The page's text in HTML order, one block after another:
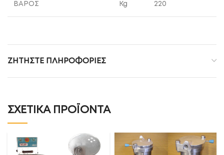
ΒΑΡΟΣ Kg 220
ΖΗΤΉΣΤΕ ΠΛΗΡΟΦΟΡΊΕΣ
ΣΧΕΤΙΚΆ ΠΡΟΪΌΝΤΑ